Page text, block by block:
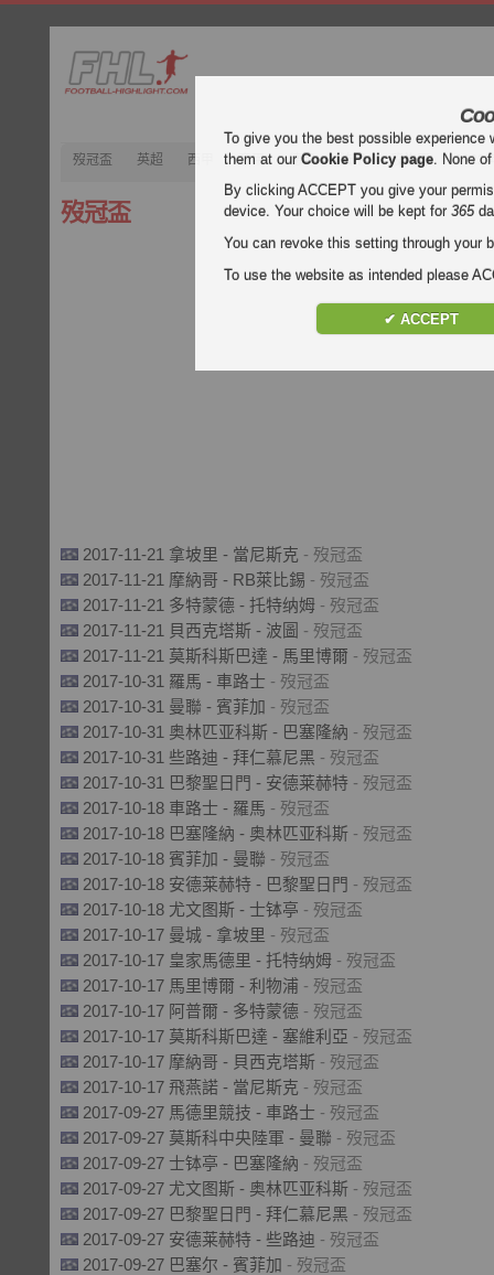
歿冠盃 英超 西甲 意甲 德甲 法甲 歿忔盃 2022
歿冠盃
2017-11-21 拿坡里 - 當尼斯克 - 歿冠盃
2017-11-21 摩納哥 - RB萊比錫 - 歿冠盃
2017-11-21 多特蒙德 - 托特纳姆 - 歿冠盃
2017-11-21 貝西克塔斯 - 波圖 - 歿冠盃
2017-11-21 莫斯科斯巴達 - 馬里博爾 - 歿冠盃
2017-10-31 羅馬 - 車路士 - 歿冠盃
2017-10-31 曼聯 - 賓菲加 - 歿冠盃
2017-10-31 奥林匹亚科斯 - 巴塞隆納 - 歿冠盃
2017-10-31 些路迪 - 拜仁慕尼黑 - 歿冠盃
2017-10-31 巴黎聖日門 - 安德莱赫特 - 歿冠盃
2017-10-18 車路士 - 羅馬 - 歿冠盃
2017-10-18 巴塞隆納 - 奥林匹亚科斯 - 歿冠盃
2017-10-18 賓菲加 - 曼聯 - 歿冠盃
2017-10-18 安德莱赫特 - 巴黎聖日門 - 歿冠盃
2017-10-18 尤文图斯 - 士钵亭 - 歿冠盃
2017-10-17 曼城 - 拿坡里 - 歿冠盃
2017-10-17 皇家馬德里 - 托特纳姆 - 歿冠盃
2017-10-17 馬里博爾 - 利物浦 - 歿冠盃
2017-10-17 阿普爾 - 多特蒙德 - 歿冠盃
2017-10-17 莫斯科斯巴達 - 塞維利亞 - 歿冠盃
2017-10-17 摩納哥 - 貝西克塔斯 - 歿冠盃
2017-10-17 飛燕諾 - 當尼斯克 - 歿冠盃
2017-09-27 馬德里競技 - 車路士 - 歿冠盃
2017-09-27 莫斯科中央陸軍 - 曼聯 - 歿冠盃
2017-09-27 士钵亭 - 巴塞隆納 - 歿冠盃
2017-09-27 尤文图斯 - 奥林匹亚科斯 - 歿冠盃
2017-09-27 巴黎聖日門 - 拜仁慕尼黑 - 歿冠盃
2017-09-27 安德莱赫特 - 些路迪 - 歿冠盃
2017-09-27 巴塞尔 - 賓菲加 - 歿冠盃
To give you the best possible
them at ourCookie Policy page. None
By clicking ACCEPT you give your
device. Your choice will be kept for365
You can revoke this setting through your
To use the website as intended please
✔ ACCEPT